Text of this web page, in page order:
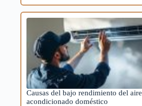
Causas del bajo rendimiento del aire
acondicionado doméstico